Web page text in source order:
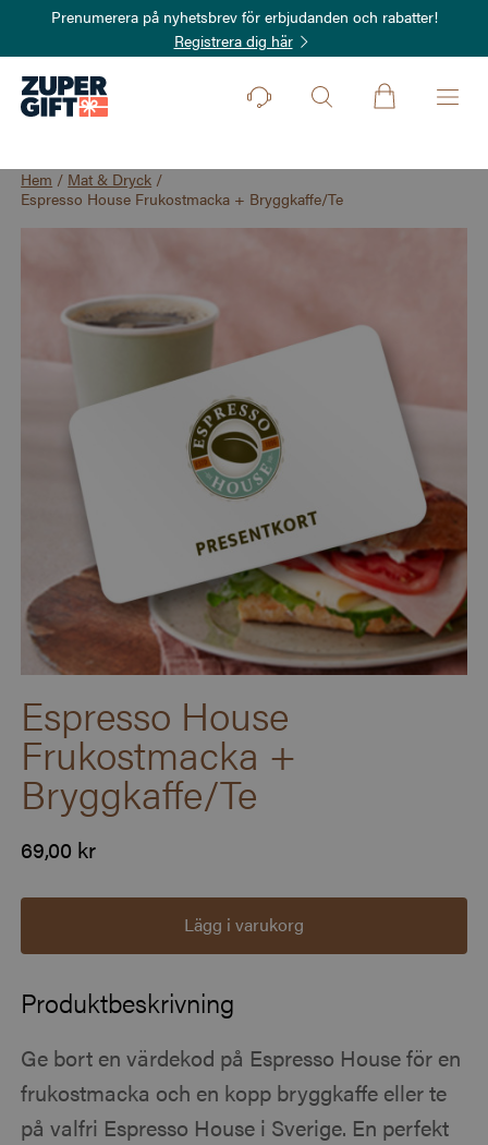
Prenumerera på nyhetsbrev för erbjudanden och rabatter!
Registrera dig här
Hem / Mat & Dryck /
Espresso House Frukostmacka + Bryggkaffe/Te
Espresso House
Frukostmacka +
Bryggkaffe/Te
69,00 kr
Lägg i varukorg
Produktbeskrivning
Ge bort en värdekod på Espresso House för en
frukostmacka och en kopp bryggkaffe eller te
på valfri Espresso House i Sverige. En perfekt